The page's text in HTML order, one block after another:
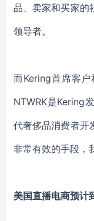
品、卖家和买家的
领导者。
而Kering首席客
NTWRK是Kering
代奢侈品消费者开
非常有效的手段，
美国直播电商预计